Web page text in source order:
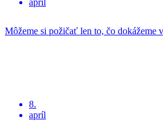
apríl
Môžeme si požičať len to, čo dokážeme
8.
apríl